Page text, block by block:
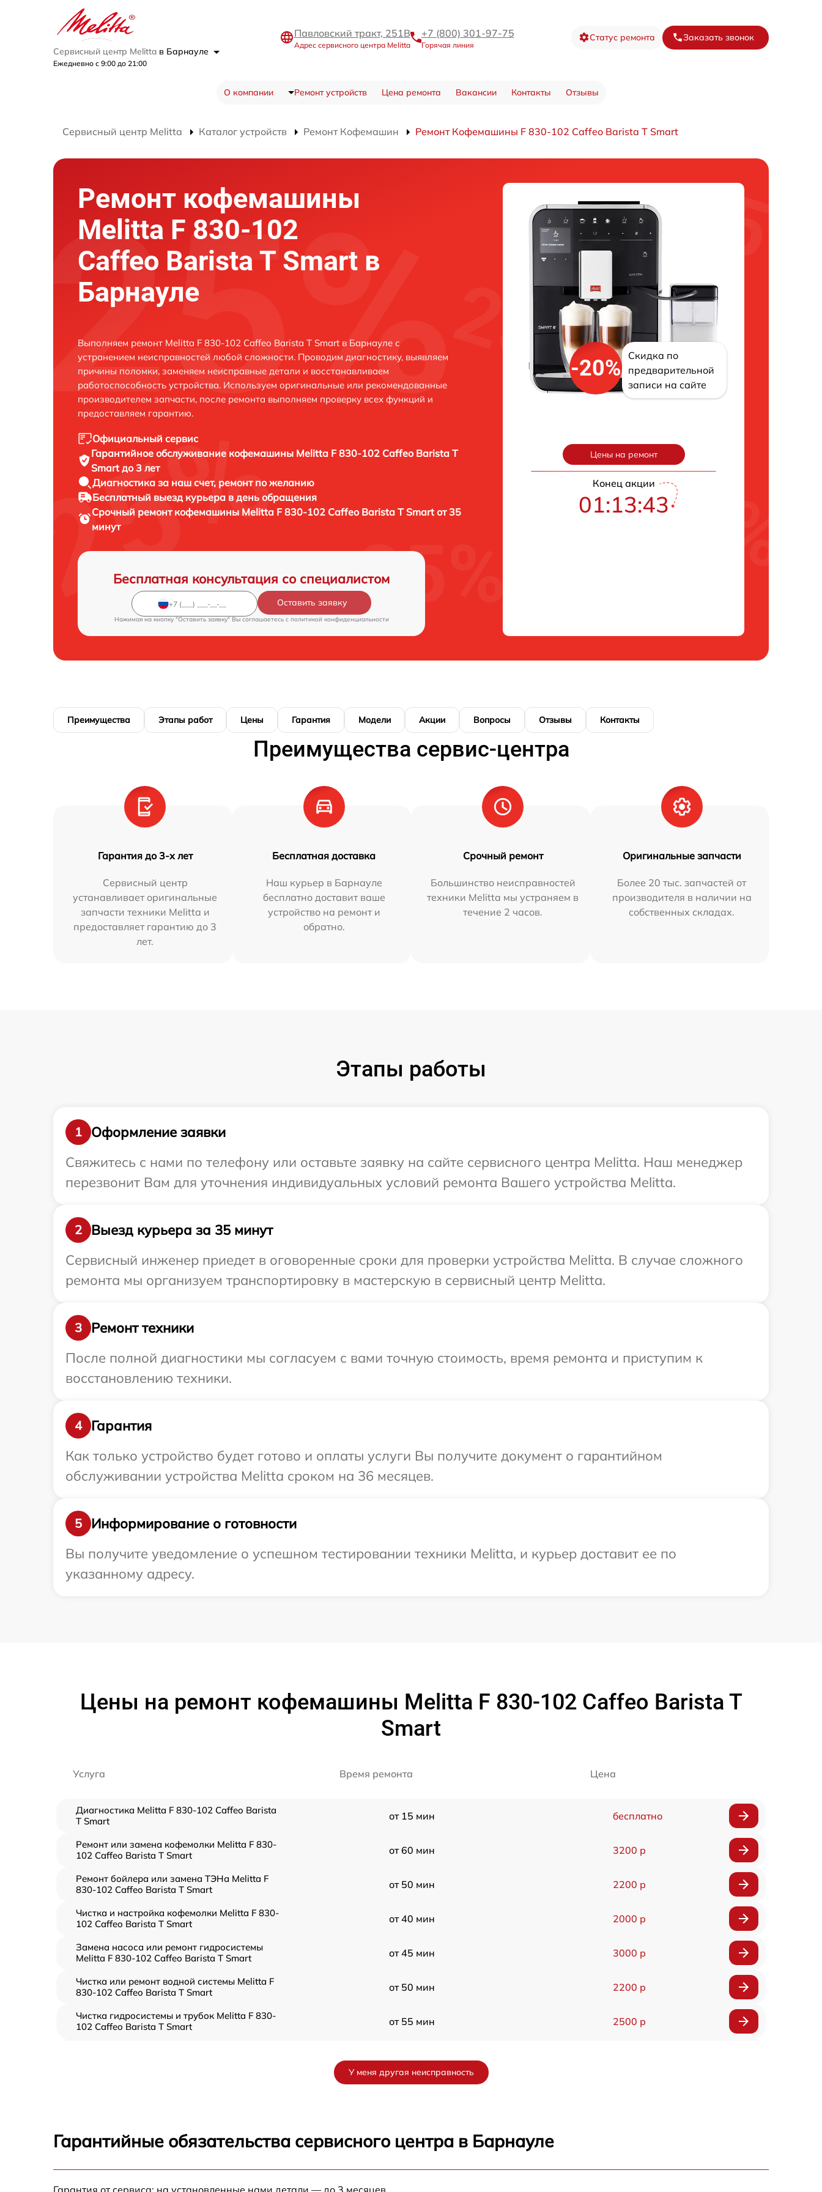
Сервисный центр Melitta в Барнауле
Ежедневно с 9:00 до 21:00
Павловский тракт, 251В
Адрес сервисного центра Melitta
+7 (800) 301-97-75
Горячая линия
Статус ремонта Заказать звонок
О компании Ремонт устройств Цена ремонта Вакансии Контакты Отзывы
Сервисный центр Melitta Каталог устройств Ремонт Кофемашин Ремонт Кофемашины F 830-102 Caffeo Barista T Smart
Ремонт кофемашины
Melitta F 830-102
Caffeo Barista T Smart в
Барнауле
Выполняем ремонт Melitta F 830-102 Caffeo Barista T Smart в Барнауле с
устранением неисправностей любой сложности. Проводим диагностику, выявляем
причины поломки, заменяем неисправные детали и восстанавливаем
работоспособность устройства. Используем оригинальные или рекомендованные
производителем запчасти, после ремонта выполняем проверку всех функций и
предоставляем гарантию.
Официальный сервис
Гарантийное обслуживание кофемашины Melitta F 830-102 Caffeo Barista T
Smart до 3 лет
Диагностика за наш счет, ремонт по желанию
Бесплатный выезд курьера в день обращения
Срочный ремонт кофемашины Melitta F 830-102 Caffeo Barista T Smart от 35
минут
Бесплатная консультация со специалистом
Оставить заявку
Нажимая на кнопку "Оставить заявку" Вы соглашаетесь c политикой конфиденциальности
-20%
Скидка по
предварительной
записи на сайте
Цены на ремонт
Конец акции
01:13:42
Преимущества Этапы работ Цены Гарантия Модели Акции Вопросы Отзывы Контакты
Преимущества сервис-центра
Гарантия до 3-х лет
Сервисный центр
устанавливает оригинальные
запчасти техники Melitta и
предоставляет гарантию до 3
лет.
Бесплатная доставка
Наш курьер в Барнауле
бесплатно доставит ваше
устройство на ремонт и
обратно.
Срочный ремонт
Большинство неисправностей
техники Melitta мы устраняем в
течение 2 часов.
Оригинальные запчасти
Более 20 тыс. запчастей от
производителя в наличии на
собственных складах.
Этапы работы
1
Оформление заявки
Свяжитесь с нами по телефону или оставьте заявку на сайте сервисного центра Melitta. Наш менеджер
перезвонит Вам для уточнения индивидуальных условий ремонта Вашего устройства Melitta.
2
Выезд курьера за 35 минут
Сервисный инженер приедет в оговоренные сроки для проверки устройства Melitta. В случае сложного
ремонта мы организуем транспортировку в мастерскую в сервисный центр Melitta.
3
Ремонт техники
После полной диагностики мы согласуем с вами точную стоимость, время ремонта и приступим к
восстановлению техники.
4
Гарантия
Как только устройство будет готово и оплаты услуги Вы получите документ о гарантийном
обслуживании устройства Melitta сроком на 36 месяцев.
5
Информирование о готовности
Вы получите уведомление о успешном тестировании техники Melitta, и курьер доставит ее по
указанному адресу.
Цены на ремонт кофемашины Melitta F 830-102 Caffeo Barista T
Smart
Услуга Время ремонта Цена
Диагностика Melitta F 830-102 Caffeo Barista
T Smart
от 15 мин бесплатно
Ремонт или замена кофемолки Melitta F 830-
102 Caffeo Barista T Smart
от 60 мин 3200 р
Ремонт бойлера или замена ТЭНа Melitta F
830-102 Caffeo Barista T Smart
от 50 мин 2200 р
Чистка и настройка кофемолки Melitta F 830-
102 Caffeo Barista T Smart
от 40 мин 2000 р
Замена насоса или ремонт гидросистемы
Melitta F 830-102 Caffeo Barista T Smart
от 45 мин 3000 р
Чистка или ремонт водной системы Melitta F
830-102 Caffeo Barista T Smart
от 50 мин 2200 р
Чистка гидросистемы и трубок Melitta F 830-
102 Caffeo Barista T Smart
от 55 мин 2500 р
Полный ремонт заварочного блока Melitta F
У меня другая неисправность
Гарантийные обязательства сервисного центра в Барнауле
Гарантия от сервиса: на установленные нами детали — до 3 месяцев.